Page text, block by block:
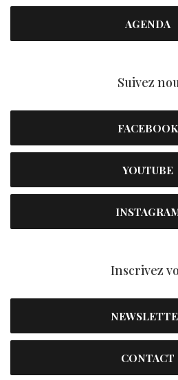
AGENDA
Suivez
FACEBOOK
YOUTUBE
Inscrivez
CONTACT